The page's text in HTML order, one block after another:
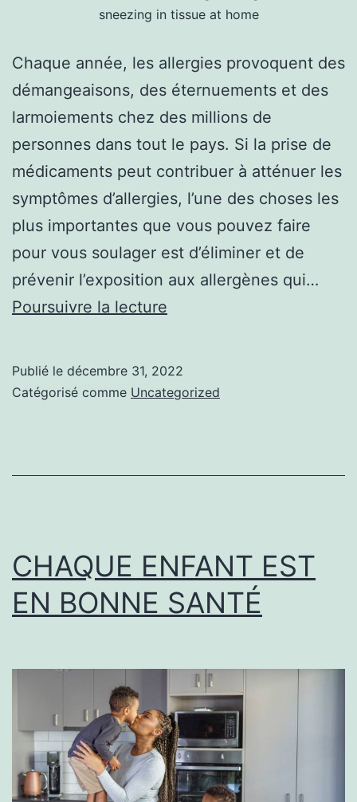
sneezing in tissue at home
Chaque année, les allergies provoquent des
démangeaisons, des éternuements et des
larmoiements chez des millions de
personnes dans tout le pays. Si la prise de
médicaments peut contribuer à atténuer les
symptômes d’allergies, l’une des choses les
plus importantes que vous pouvez faire
pour vous soulager est d’éliminer et de
prévenir l’exposition aux allergènes qui…
Poursuivre la lecture
NE
Publié le décembre 31, 2022
Catégorisé comme Uncategorized
CHAQUE ENFANT EST
EN BONNE SANTÉ